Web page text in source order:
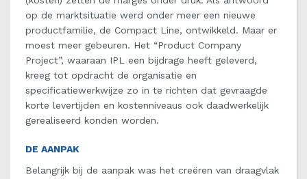
op de marktsituatie werd onder meer een nieuwe
productfamilie, de Compact Line, ontwikkeld. Maar er
moest meer gebeuren. Het “Product Company
Project”, waaraan IPL een bijdrage heeft geleverd,
kreeg tot opdracht de organisatie en
specificatiewerkwijze zo in te richten dat gevraagde
korte levertijden en kostenniveaus ook daadwerkelijk
gerealiseerd konden worden.
DE AANPAK
Belangrijk bij de aanpak was het creëren van draagvlak